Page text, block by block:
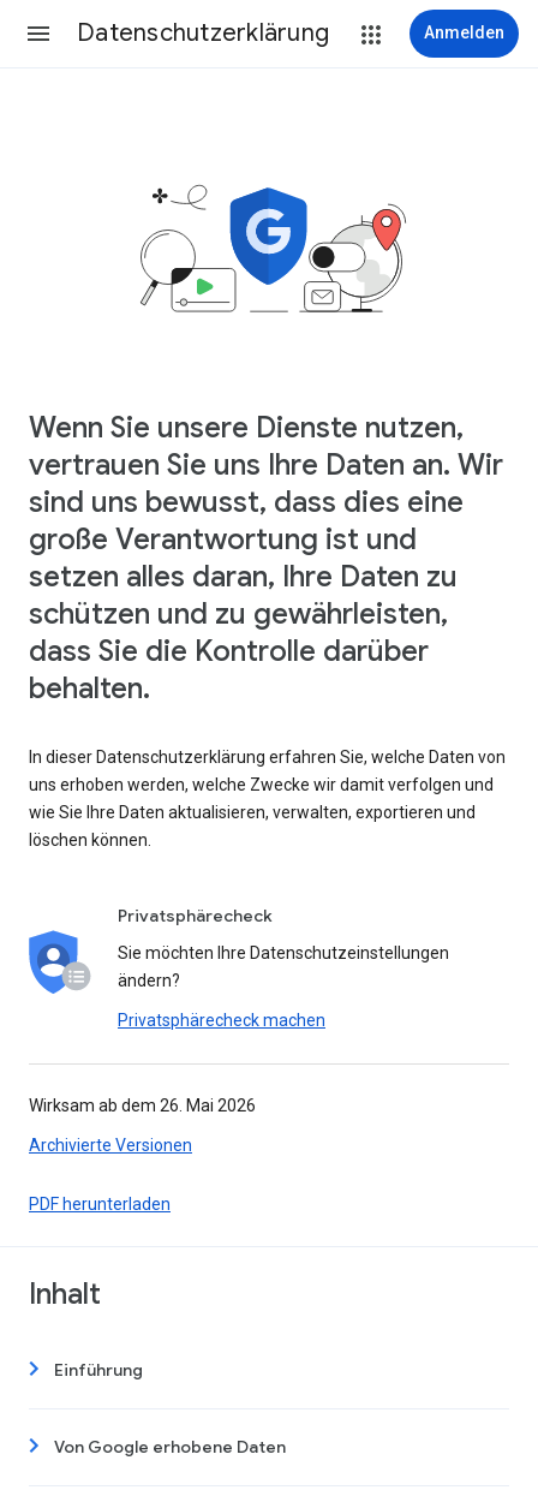
Datenschutzerklärung Anmelden
Wenn Sie unsere Dienste nutzen,
vertrauen Sie uns Ihre Daten an. Wir
sind uns bewusst, dass dies eine
große Verantwortung ist und
setzen alles daran, Ihre Daten zu
schützen und zu gewährleisten,
dass Sie die Kontrolle darüber
behalten.
In dieser Datenschutzerklärung erfahren Sie, welche Daten von
uns erhoben werden, welche Zwecke wir damit verfolgen und
wie Sie Ihre Daten aktualisieren, verwalten, exportieren und
löschen können.
Privatsphärecheck
Sie möchten Ihre Datenschutzeinstellungen
ändern?
Privatsphärecheck machen
Wirksam ab dem 26. Mai 2026
Archivierte Versionen
PDF herunterladen
Inhalt
Einführung
Von Google erhobene Daten